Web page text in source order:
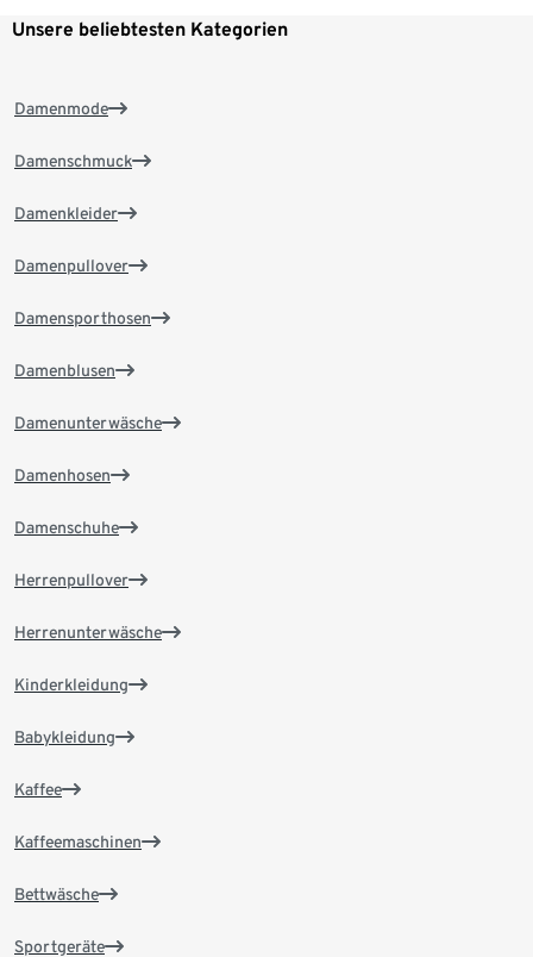
Unsere beliebtesten Kategorien
Damenmode
Damenschmuck
Damenkleider
Damenpullover
Damensporthosen
Damenblusen
Damenunterwäsche
Damenhosen
Damenschuhe
Herrenpullover
Herrenunterwäsche
Kinderkleidung
Babykleidung
Kaffee
Kaffeemaschinen
Bettwäsche
Sportgeräte